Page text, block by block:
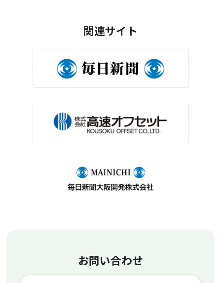
関連サイト
お問い合わせ